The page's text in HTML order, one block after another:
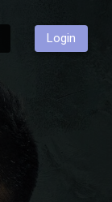
Login